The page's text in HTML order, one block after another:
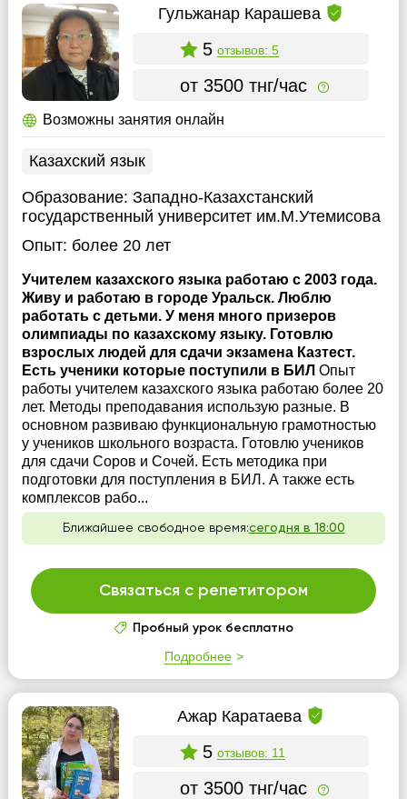
Гульжанар Карашева
5 отзывов: 5
от 3500 тнг/час
Возможны занятия онлайн
Казахский язык
Образование: Западно-Казахстанский
государственный университет им.М.Утемисова
Опыт: более 20 лет
Учителем казахского языка работаю с 2003 года.
Живу и работаю в городе Уральск. Люблю
работать с детьми. У меня много призеров
олимпиады по казахскому языку. Готовлю
взрослых людей для сдачи экзамена Казтест.
Есть ученики которые поступили в БИЛ Опыт
работы учителем казахского языка работаю более 20
лет. Методы преподавания использую разные. В
основном развиваю функциональную грамотностью
у учеников школьного возраста. Готовлю учеников
для сдачи Соров и Сочей. Есть методика при
подготовки для поступления в БИЛ. А также есть
комплексов рабо...
Ближайшее свободное время:сегодня в 18:00
Связаться с репетитором
Пробный урок бесплатно
Подробнее
Ажар Каратаева
5 отзывов: 11
от 3500 тнг/час